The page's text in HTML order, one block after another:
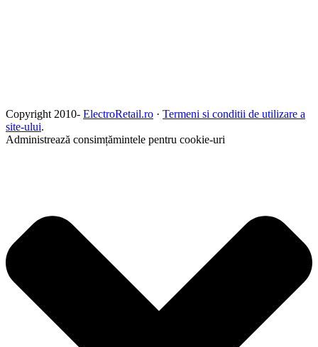
Copyright 2010- ElectroRetail.ro · Termeni si conditii de utilizare a
site-ului.
Administrează consimțămintele pentru cookie-uri